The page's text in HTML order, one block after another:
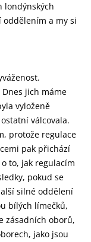
londýnských
a my si
jich máme
vyloženě
válcovala.
protože regulace
pak přichází
to, jak regulacím
pokud se
silné oddělení
bílých límečků,
zásadních oborů,
jako jsou